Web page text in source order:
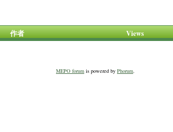
作者 Views
MEPO forum is powered by Phorum.